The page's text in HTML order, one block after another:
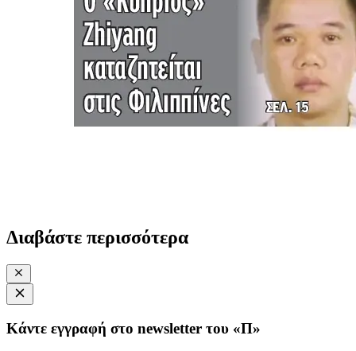
Διαβάστε περισσότερα
Κάντε εγγραφή στο newsletter του «Π»